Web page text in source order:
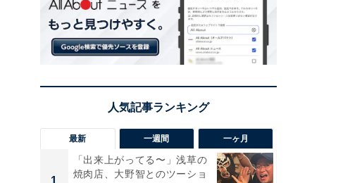
最新 一週間 一ヶ月
「出来上がってる〜」浅草の
焼肉店、大野智とのツーショ